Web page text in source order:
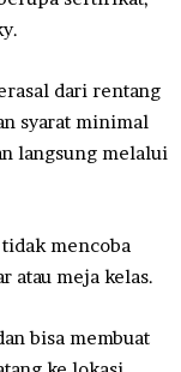
dari rentang
syarat minimal
langsung melalui
mencoba
atau meja kelas.
bisa membuat